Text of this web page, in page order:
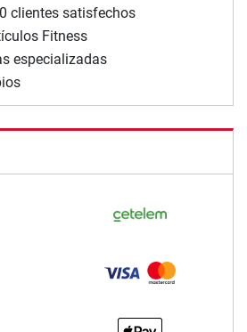
clientes satisfechos
Fitness
especializadas